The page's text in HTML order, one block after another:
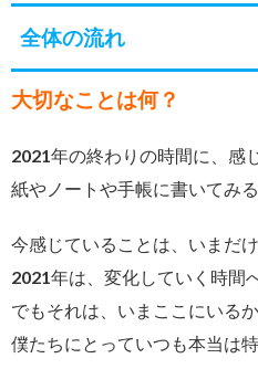
全体の流れ
大切なことは何？
2021年の終わりの時間に、感
紙やノートや手帳に書いてみ
今感じていることは、いまだけ
2021年は、変化していく時間へ
でもそれは、いまここにいるか
僕たちにとっていつも本当は特